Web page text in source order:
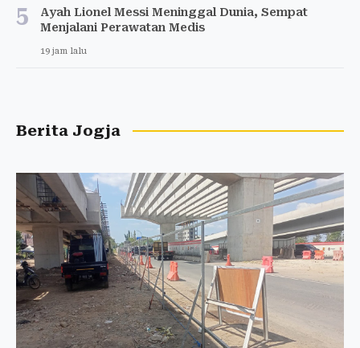
5
Ayah Lionel Messi Meninggal Dunia, Sempat
Menjalani Perawatan Medis
19 jam lalu
Berita Jogja